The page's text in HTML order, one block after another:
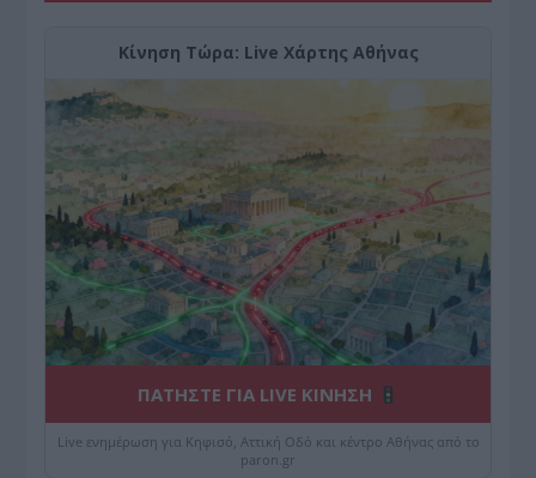
Κίνηση Τώρα: Live Χάρτης Αθήνας
ΠΑΤΗΣΤΕ ΓΙΑ LIVE ΚΙΝΗΣΗ
Live ενημέρωση για Κηφισό, Αττική Οδό και κέντρο Αθήνας από το
paron.gr